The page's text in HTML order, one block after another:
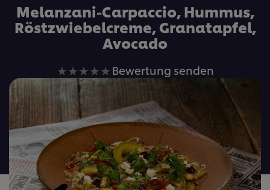
Melanzani-Carpaccio, Hummus,
Röstzwiebelcreme, Granatapfel,
Avocado
Keine
Bewertungen
für
dieses
recipe
abgegeben
Bewertung senden